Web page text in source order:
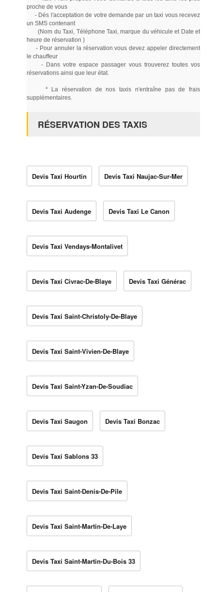
proche de vous
- Dés l'acceptation de votre demande par un taxi vous recevez
un SMS contenant
(Nom du Taxi, Téléphone Taxi, marque du véhicule et Date et
heure de réservation )
- Pour annuler la réservation vous devez appeler directement
le chauffeur
- Dans votre espace passager vous trouverez toutes vos
réservations ainsi que leur état.
* La réservation de nos taxis n'entraîne pas de frais
supplémentaires.
RÉSERVATION DES TAXIS
Devis Taxi Hourtin Devis Taxi Naujac-Sur-Mer
Devis Taxi Audenge Devis Taxi Le Canon
Devis Taxi Vendays-Montalivet
Devis Taxi Civrac-De-Blaye Devis Taxi Générac
Devis Taxi Saint-Christoly-De-Blaye
Devis Taxi Saint-Vivien-De-Blaye
Devis Taxi Saint-Yzan-De-Soudiac
Devis Taxi Saugon Devis Taxi Bonzac
Devis Taxi Sablons 33
Devis Taxi Saint-Denis-De-Pile
Devis Taxi Saint-Martin-De-Laye
Devis Taxi Saint-Martin-Du-Bois 33